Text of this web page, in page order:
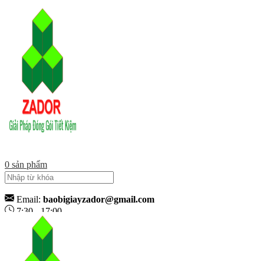
0 sản phẩm
Email: baobigiayzador@gmail.com
7:30 - 17:00